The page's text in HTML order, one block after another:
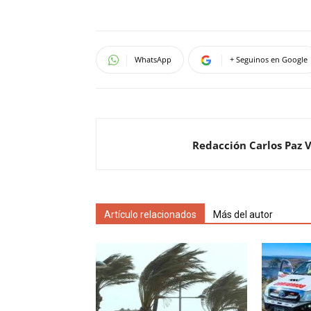
WhatsApp + Seguinos en Google
Redacción Carlos Paz
Artículo relacionados Más del autor